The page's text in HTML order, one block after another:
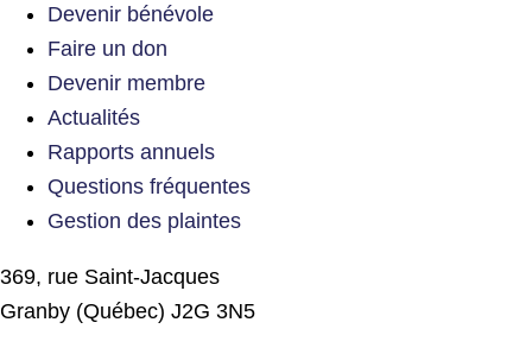
Devenir bénévole
Faire un don
Devenir membre
Actualités
Rapports annuels
Questions fréquentes
Gestion des plaintes
369, rue Saint-Jacques
Granby (Québec) J2G 3N5